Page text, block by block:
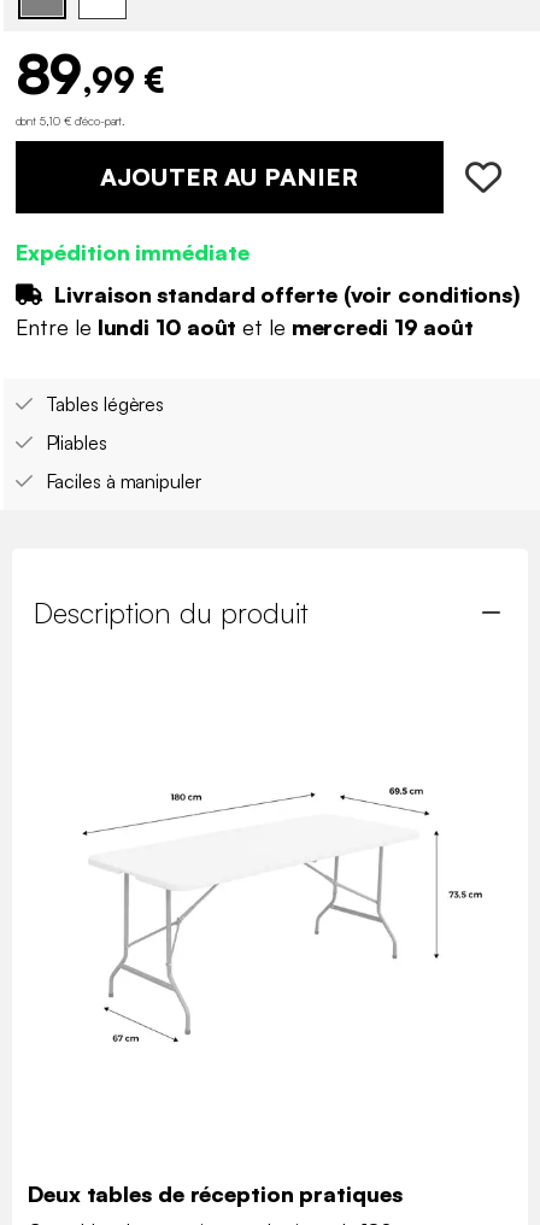
89,99 €
dont 5,10 € d'éco-part
AJOUTER AU PANIER
Expédition immédiate
Livraison standard offerte (voir conditions)
Entre le lundi 10 août et le mercredi 19 août
Tables légères
Pliables
Faciles à manipuler
Description du produit
Deux tables de réception pratiques